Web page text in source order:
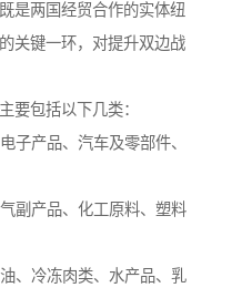
是两国经贸合作的实体纽
关键一环，对提升双边战
要包括以下几类：
子产品、汽车及零部件、
副产品、化工原料、塑料
、冷冻肉类、水产品、乳